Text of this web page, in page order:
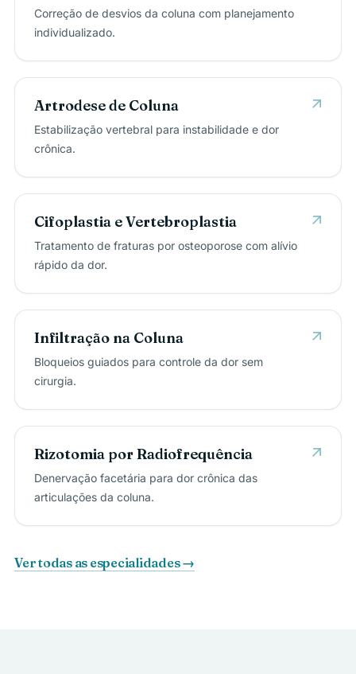
Correção de desvios da coluna com planejamento
individualizado.
Artrodese de Coluna
Estabilização vertebral para instabilidade e dor
crônica.
arrow_outward
Cifoplastia e Vertebroplastia
Tratamento de fraturas por osteoporose com alívio
rápido da dor.
arrow_outward
Infiltração na Coluna
Bloqueios guiados para controle da dor sem
cirurgia.
arrow_outward
Rizotomia por Radiofrequência
Denervação facetária para dor crônica das
articulações da coluna.
arrow_outward
Ver todas as especialidades →